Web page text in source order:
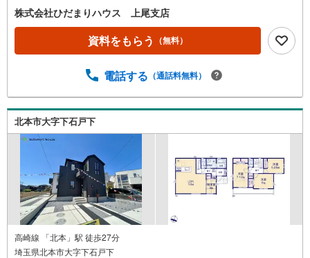
明器具なども住宅ローンに組み入れられる時期です☆彡■住
宅ローン事前相談にてマイホーム購入後の住宅ローン返済
額を事前に知ることができ、住宅ローン審査も安心して行
えます。■大きな買い物だからこそ、一つひとつ納得しなが
とも、十分理解した上でご選択できます☆彡■現在、車のロ
ださい。■低金利の今だからこそ、住宅ローン審査が緩やか
な傾向にあります。
株式会社ひだまりハウス 上尾支店
資料をもらう （無料）
電話する （通話料無料）
北本市大字下石戸下
高崎線 「北本」駅 徒歩27分
埼玉県北本市大字下石戸下